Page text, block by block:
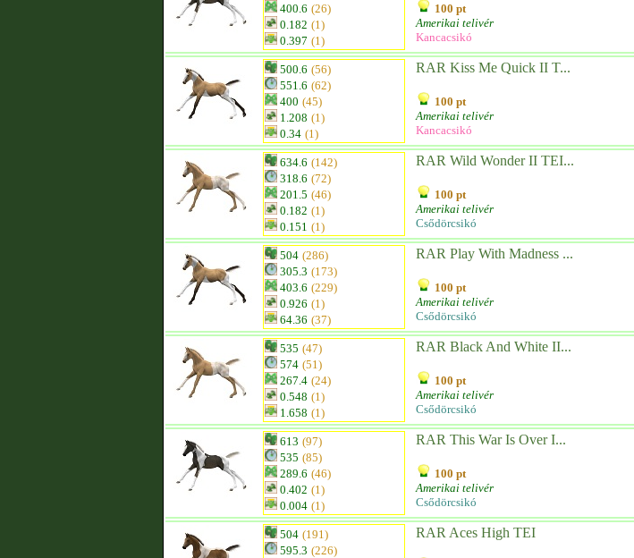
400.6 (26)
0.182 (1)
0.397 (1)
100 pt
Amerikai telivér
Kancacsikó
500.6 (56)
551.6 (62)
400 (45)
1.208 (1)
0.34 (1)
RAR Kiss Me Quick II T...
100 pt
Amerikai telivér
Kancacsikó
634.6 (142)
318.6 (72)
201.5 (46)
0.182 (1)
0.151 (1)
RAR Wild Wonder II TEI...
100 pt
Amerikai telivér
Csődörcsikó
504 (286)
305.3 (173)
403.6 (229)
0.926 (1)
64.36 (37)
RAR Play With Madness ...
100 pt
Amerikai telivér
Csődörcsikó
535 (47)
574 (51)
267.4 (24)
0.548 (1)
1.658 (1)
RAR Black And White II...
100 pt
Amerikai telivér
Csődörcsikó
613 (97)
535 (85)
289.6 (46)
0.402 (1)
0.004 (1)
RAR This War Is Over I...
100 pt
Amerikai telivér
Csődörcsikó
504 (191)
595.3 (226)
RAR Aces High TEI